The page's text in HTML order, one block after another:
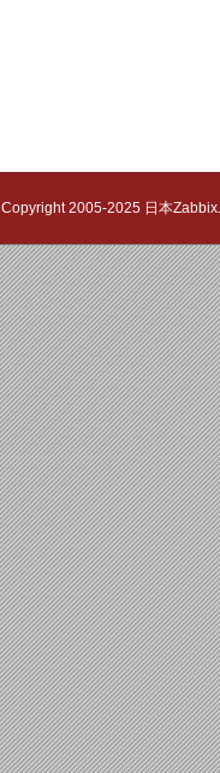
Copyright 2005-2025 日本